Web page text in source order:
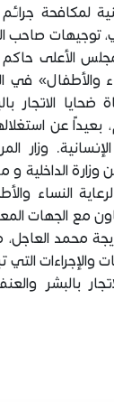
لمكافحة جرائم
توجيهات
الأعلى حاكم
والأطفال» في
الاتجار
عن
وزار
الداخلية و
النساء
مع الجهات
محمد العاجل،
والإجراءات
بالبشر